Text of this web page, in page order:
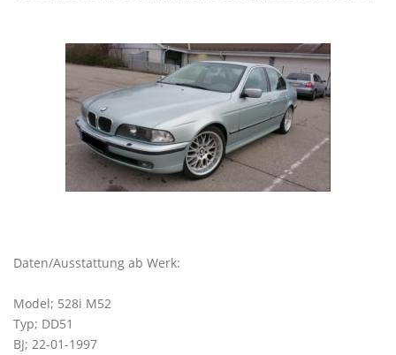
Daten/Ausstattung ab Werk:
Model; 528i M52
Typ; DD51
BJ; 22-01-1997